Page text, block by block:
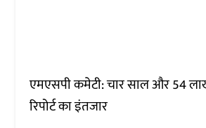
एमएसपी कमेटी: चार साल और 54
रिपोर्ट का इंतजार